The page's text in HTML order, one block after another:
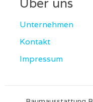
Unternehmen
Kontakt
Impressum